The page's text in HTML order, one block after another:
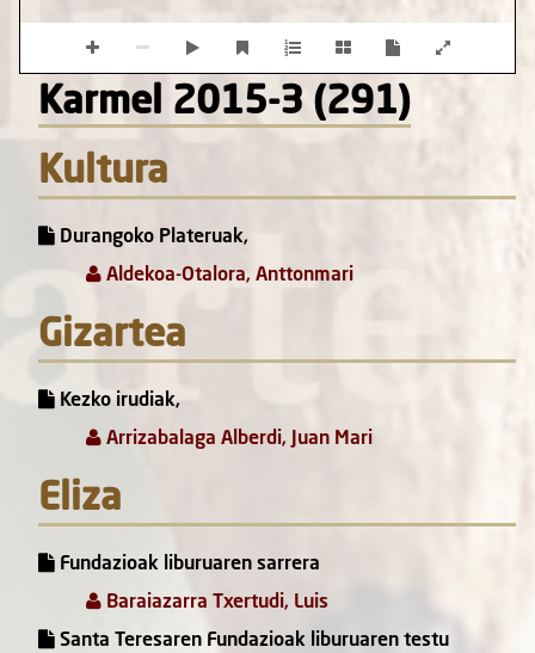
Karmel 2015-3 (291)
Kultura
Durangoko Plateruak,
Aldekoa-Otalora, Anttonmari
Gizartea
Kezko irudiak,
Arrizabalaga Alberdi, Juan Mari
Eliza
Fundazioak liburuaren sarrera
Baraiazarra Txertudi, Luis
Santa Teresaren Fundazioak liburuaren testu